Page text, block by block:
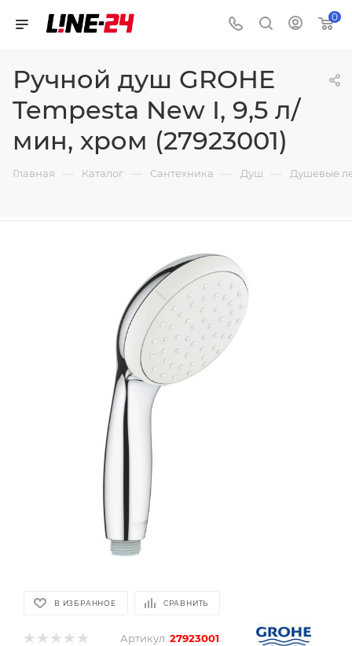
0
Ручной душ GROHE
Tempesta New I, 9,5 л/
мин, хром (27923001)
Главная — Каталог — Сантехника — Душ — Душевые
В ИЗБРАННОЕ СРАВНИТЬ
Артикул: 27923001